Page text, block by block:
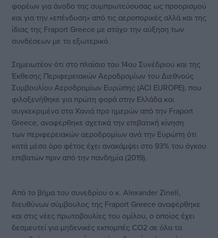
φορέων για άνοδο της συμπρωτεύουσας ως προορισμού
και για την «επένδυση» από τις αεροπορικές αλλά και της
ίδιας της Fraport Greece με στόχο την αύξηση των
συνδέσεων με το εξωτερικό.
Σημειωτέον ότι στο πλαίσιο του 14ου Συνέδριου και της
Έκθεσης Περιφερειακών Αεροδρομίων του Διεθνούς
Συμβουλίου Αεροδρομίων Ευρώπης (ACI EUROPE), που
φιλοξενήθηκε για πρώτη φορά στην Ελλάδα και
συγκεκριμένα στα Χανιά προ ημερών από την Fraport
Greece, αναφέρθηκε σχετικά την επιβατική κίνηση
των περιφερειακών αεροδρομίων ανά την Ευρώπη ότι
κατά μέσο όρο φέτος έχει ανακάμψει στο 93% του όγκου
επιβατών πριν από την πανδημία (2019).
Από το βήμα του συνεδρίου ο κ. Alexander Zinell,
διευθύνων σύμβουλος της Fraport Greece αναφέρθηκε
και στις νέες πρωτοβουλίες του ομίλου, ο οποίος έχει
δεσμευτεί για μηδενικές εκπομπές CO2 σε όλα τα